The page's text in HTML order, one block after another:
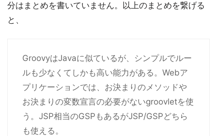
分はまとめを書いていません。以上のまとめを繋げる
と、
GroovyはJavaに似ているが、シンプルでルー
ルも少なくてしかも高い能力がある。Webア
プリケーションでは、お決まりのメソッドや
お決まりの変数宣言の必要がないgroovletを使
う。JSP相当のGSPもあるがJSP/GSPどちら
も使える。